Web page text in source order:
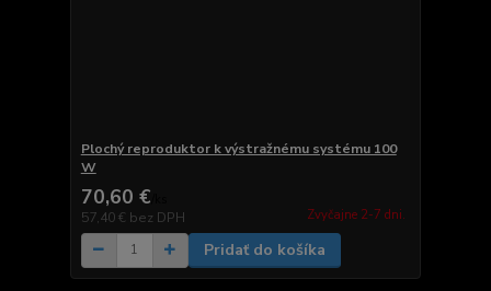
Plochý reproduktor k výstražnému systému 100
W
70,60 €
57,40 € bez DPH Zvyčajne 2-7 dni.
Pridať do košíka